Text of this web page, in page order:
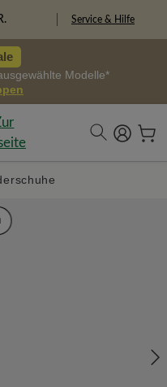
Service & Hilfe
Modelle*